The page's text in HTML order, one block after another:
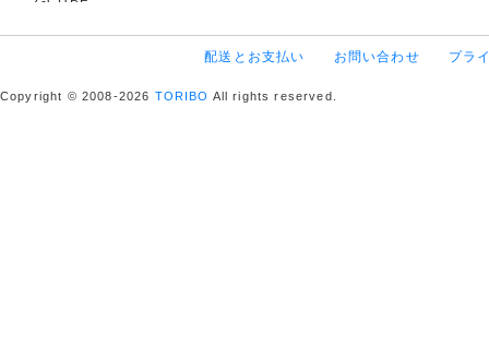
配送とお支払い お問い合わせ プラ
Copyright © 2008-2026 TORIBO All rights reserved.